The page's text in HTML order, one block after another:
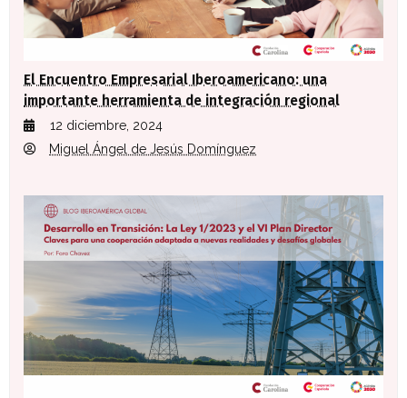
El Encuentro Empresarial Iberoamericano: una
importante herramienta de integración regional
12 diciembre, 2024
Miguel Ángel de Jesús Domínguez